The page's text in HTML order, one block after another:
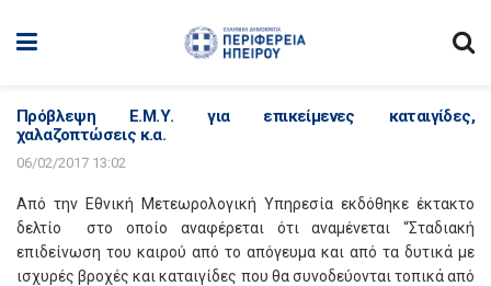
Πρόβλεψη Ε.Μ.Υ. για επικείμενες καταιγίδες,
χαλαζοπτώσεις κ.α.
06/02/2017 13:02
Από την Εθνική Μετεωρολογική Υπηρεσία εκδόθηκε έκτακτο
δελτίο στο οποίο αναφέρεται ότι αναμένεται “Σταδιακή
επιδείνωση του καιρού από το απόγευμα και από τα δυτικά με
ισχυρές βροχές και καταιγίδες που θα συνοδεύονται τοπικά από